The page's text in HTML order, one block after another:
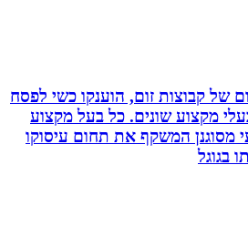
זום, הוענקו כשי לפסח
שונים. כל בעל מקצוע
המשקף את תחום עיסוקו